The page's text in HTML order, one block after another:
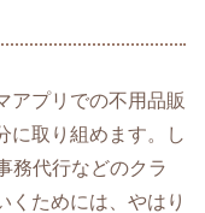
アプリでの不用品販
に取り組めます。し
務代行などのクラ
くためには、やはり